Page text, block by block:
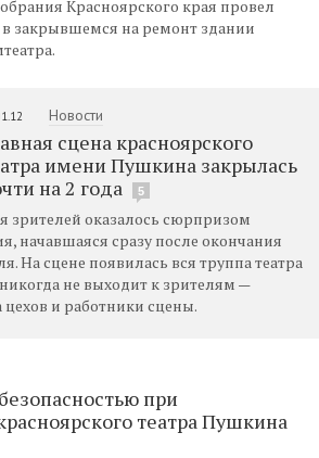
Красноярского края провел
в закрывшемся на ремонт здании
Новости
сцена красноярского
имени Пушкина закрылась
на 2 года
5
зрителей оказалось сюрпризом
начавшаяся сразу после окончания
На сцене появилась вся труппа театра
не выходит к зрителям —
и работники сцены.
при
театра Пушкина